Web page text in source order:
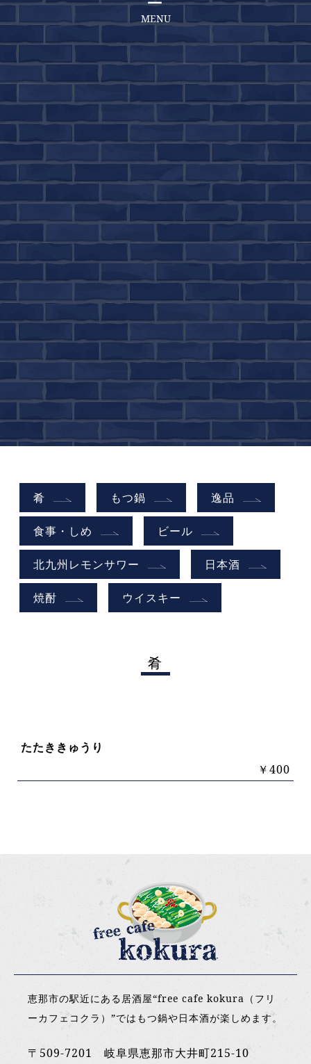
MENU
肴 もつ鍋 逸品
食事・しめ ビール
北九州レモンサワー 日本酒
焼酎 ウイスキー
肴
たたききゅうり
￥400
恵那市の駅近にある居酒屋“free cafe kokura（フリ
ーカフェコクラ）”ではもつ鍋や日本酒が楽しめます。
〒509-7201 岐阜県恵那市大井町215-10